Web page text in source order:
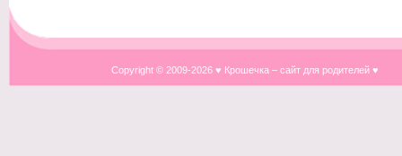
Copyright © 2009-2026 ♥ Крошечка – сайт для родителей ♥